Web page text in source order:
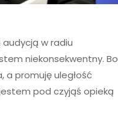
w radiu
niekonsekwentny. Bo
a promuję uległość
pod czyjąś opieką